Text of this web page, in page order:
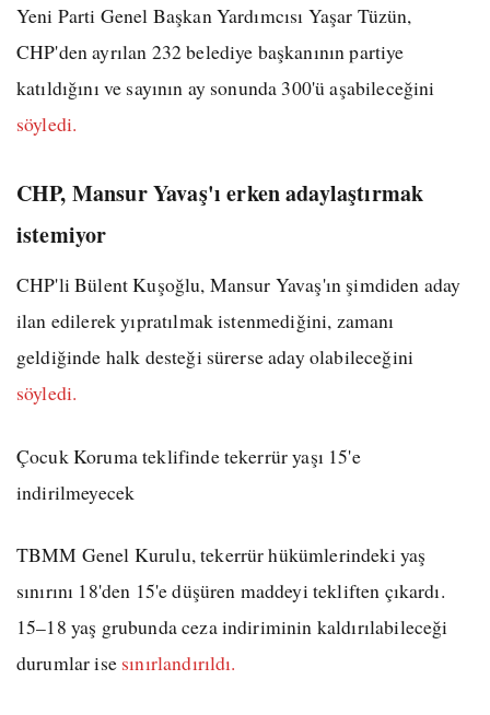
Yeni Parti Genel Başkan Yardımcısı Yaşar Tüzün,
CHP'den ayrılan 232 belediye başkanının partiye
katıldığını ve sayının ay sonunda 300'ü aşabileceğini
söyledi.
CHP, Mansur Yavaş'ı erken adaylaştırmak
istemiyor
CHP'li Bülent Kuşoğlu, Mansur Yavaş'ın şimdiden aday
ilan edilerek yıpratılmak istenmediğini, zamanı
geldiğinde halk desteği sürerse aday olabileceğini
söyledi.
Çocuk Koruma teklifinde tekerrür yaşı 15'e
indirilmeyecek
TBMM Genel Kurulu, tekerrür hükümlerindeki yaş
sınırını 18'den 15'e düşüren maddeyi tekliften çıkardı.
15–18 yaş grubunda ceza indiriminin kaldırılabileceği
durumlar ise sınırlandırıldı.